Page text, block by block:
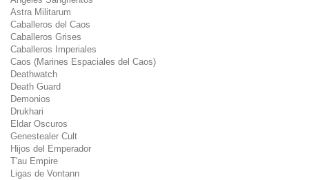
Astra Militarum
Caballeros del Caos
Caballeros Grises
Caballeros Imperiales
Caos (Marines Espaciales del Caos)
Deathwatch
Death Guard
Demonios
Drukhari
Eldar Oscuros
Genestealer Cult
Hijos del Emperador
T'au Empire
Ligas de Vontann